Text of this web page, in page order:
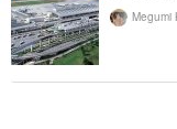
Megumi